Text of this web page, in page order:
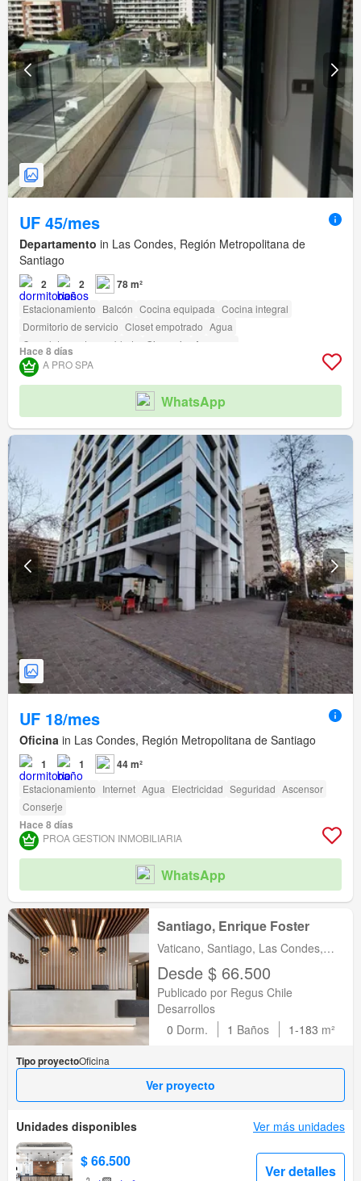
UF 45/mes
Departamento in Las Condes, Región Metropolitana de
Santiago
2 2 78 m²
Estacionamiento Balcón Cocina equipada Cocina integral
Dormitorio de servicio Closet empotrado Agua
Completamente amoblado
Gimnasio
Ascensor
Acceso para personas con discapacidad
Hace 8 días
A PRO SPA
WhatsApp
UF 18/mes
Oficina in Las Condes, Región Metropolitana de Santiago
1 1 44 m²
Estacionamiento Internet Agua Electricidad Seguridad Ascensor
Conserje
Hace 8 días
PROA GESTION INMOBILIARIA
WhatsApp
Santiago, Enrique Foster
Vaticano, Santiago, Las Condes,
Metropolitana de Santiago
Desde $ 66.500
Publicado por Regus Chile
Desarrollos
0 Dorm. 1 Baños 1-183 m²
Tipo proyectoOficina
Ver proyecto
Unidades disponibles Ver más unidades
$ 66.500
Ver detalles